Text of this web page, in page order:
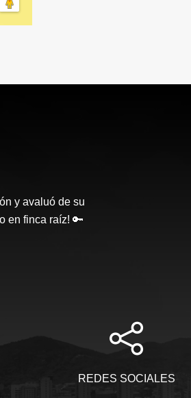
y avaluó de su
en finca raíz! 🔑
REDES SOCIALES